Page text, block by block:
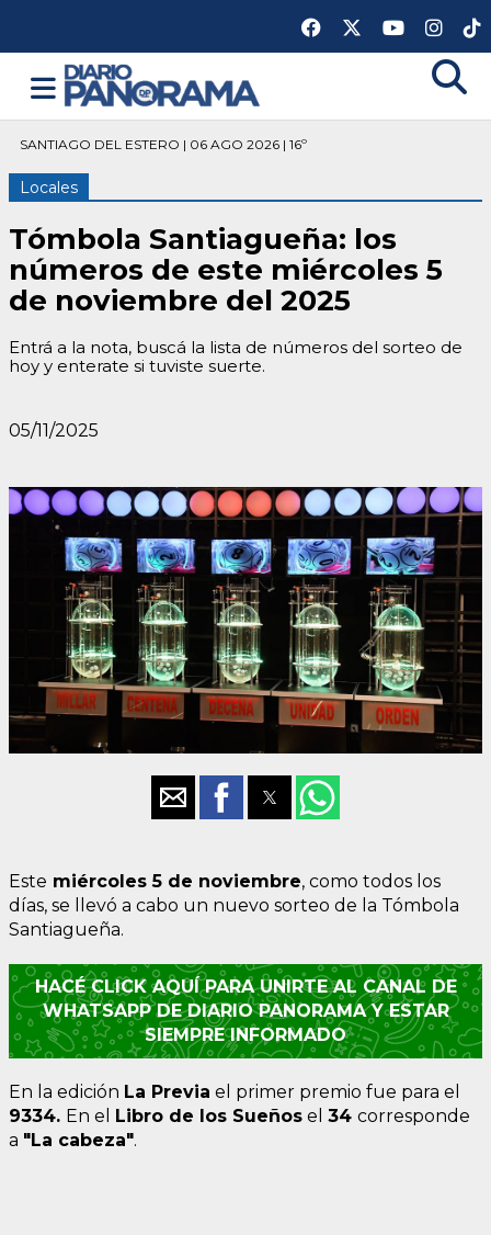
SANTIAGO DEL ESTERO | 06 AGO 2026 | 16º
Locales
Tómbola Santiagueña: los
números de este miércoles 5
de noviembre del 2025
Entrá a la nota, buscá la lista de números del sorteo de
hoy y enterate si tuviste suerte.
05/11/2025
Este miércoles 5 de noviembre, como todos los
días, se llevó a cabo un nuevo sorteo de la Tómbola
Santiagueña.
HACÉ CLICK AQUÍ PARA UNIRTE AL CANAL DE
WHATSAPP DE DIARIO PANORAMA Y ESTAR
SIEMPRE INFORMADO
En la edición La Previa el primer premio fue para el
9334. En el Libro de los Sueños el 34 corresponde
a "La cabeza".